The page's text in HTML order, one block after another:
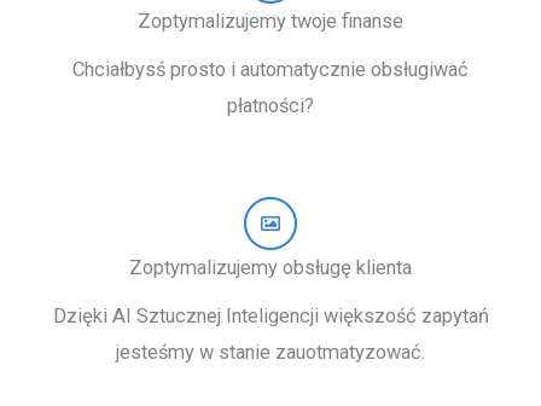
Zoptymalizujemy twoje finanse
Chciałbysś prosto i automatycznie obsługiwać
płatności?
Zoptymalizujemy obsługę klienta
Dzięki AI Sztucznej Inteligencji większość zapytań
jesteśmy w stanie zauotmatyzować.